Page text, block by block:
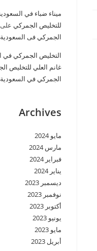
ميناء ضباء في
للتخليص الجمركي على
الجمركي فى السعودية
التخليص الجمركي
غانم العلي للتخليص
الجمركي في السعودية
Archives
مايو 2024
مارس 2024
فبراير 2024
يناير 2024
ديسمبر 2023
نوفمبر 2023
أكتوبر 2023
يونيو 2023
مايو 2023
أبريل 2023